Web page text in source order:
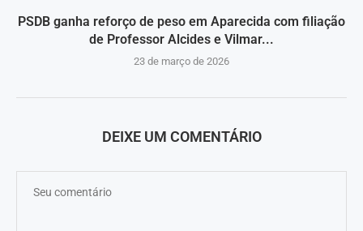
PSDB ganha reforço de peso em Aparecida com filiação
de Professor Alcides e Vilmar...
23 de março de 2026
DEIXE UM COMENTÁRIO